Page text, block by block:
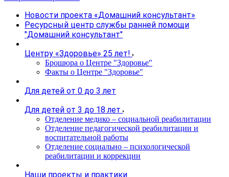
Новости проекта «Домашний консультант»
Ресурсный центр службы ранней помощи
"Домашний консультант"
Центру «Здоровье» 25 лет!
Брошюра о Центре "Здоровье"
Факты о Центре "Здоровье"
Для детей от 0 до 3 лет
Для детей от 3 до 18 лет
Отделение медико – социальной реабилитации
Отделение педагогической реабилитации и
воспитательной работы
Отделение социально – психологической
реабилитации и коррекции
Наши проекты и практики